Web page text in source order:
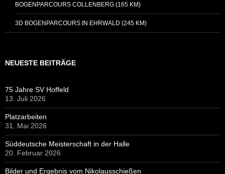
BOGENPARCOURS COLLENBERG (165 KM)
3D BOGENPARCOURS IN EHRWALD (245 KM)
NEUESTE BEITRÄGE
75 Jahre SV Hoffeld
13. Juli 2026
Platzarbeiten
31. Mai 2026
Süddeutsche Meisterschaft in der Halle
20. Februar 2026
Bilder und Ergebnis vom Nikolausschießen